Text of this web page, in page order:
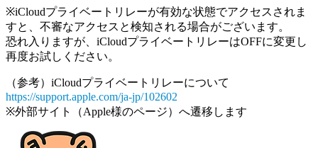
※iCloudプライベートリレーが有効な状態でアクセスされま
すと、不審なアクセスと検知される場合がございます。
恐れ入りますが、iCloudプライベートリレーはOFFに変更し
再度お試しください。
（参考）iCloudプライベートリレーについて
https://support.apple.com/ja-jp/102602
※外部サイト（Apple様のページ）へ遷移します